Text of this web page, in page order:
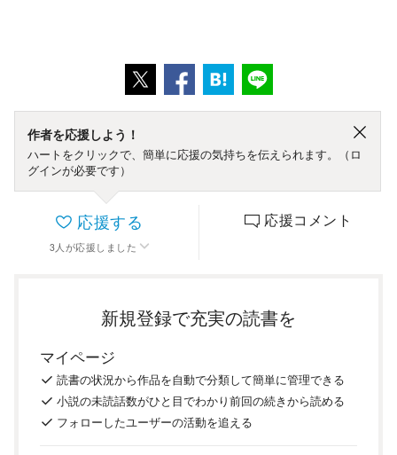
作者を応援しよう！
ハートをクリックで、簡単に応援の気持ちを伝えられます。（ロ
グインが必要です）
応援する
3 人 が応援しました
応援コメント
新規登録で充実の読書を
マイページ
読書の状況から作品を自動で分類して簡単に管理できる
小説の未読話数がひと目でわかり前回の続きから読める
フォローしたユーザーの活動を追える